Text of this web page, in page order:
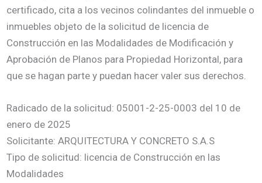
certificado, cita a los vecinos colindantes del inmueble o
inmuebles objeto de la solicitud de licencia de
Construcción en las Modalidades de Modificación y
Aprobación de Planos para Propiedad Horizontal, para
que se hagan parte y puedan hacer valer sus derechos.
Radicado de la solicitud: 05001-2-25-0003 del 10 de
enero de 2025
Solicitante: ARQUITECTURA Y CONCRETO S.A.S
Tipo de solicitud: licencia de Construcción en las
Modalidades